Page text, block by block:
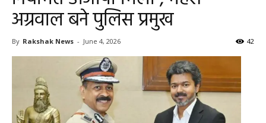
अग्रवाल बने पुलिस प्रमुख
By Rakshak News - June 4, 2026 42